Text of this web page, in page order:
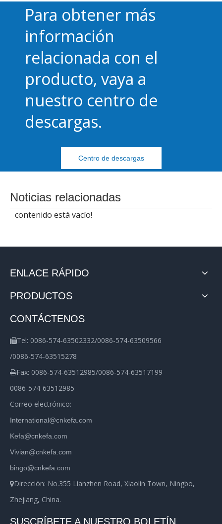
Para obtener más
información
relacionada con el
producto, vaya a
nuestro centro de
descargas.
Centro de descargas
Noticias relacionadas
contenido está vacío!
ENLACE RÁPIDO
PRODUCTOS
CONTÁCTENOS
Tel: 0086-574-63502332/0086-574-63509566
/0086-574-63515278
Fax: 0086-574-63512985/0086-574-63517199
0086-574-63512985
Correo electrónico:
International@cnkefa.com
Kefa@cnkefa.com
Vivian@cnkefa.com
bingo@cnkefa.com
Dirección: No.355 Lianzhen Road, Xiaolin Town, Ningbo,
Zhejiang, China.
SUSCRÍBETE A NUESTRO BOLETÍN